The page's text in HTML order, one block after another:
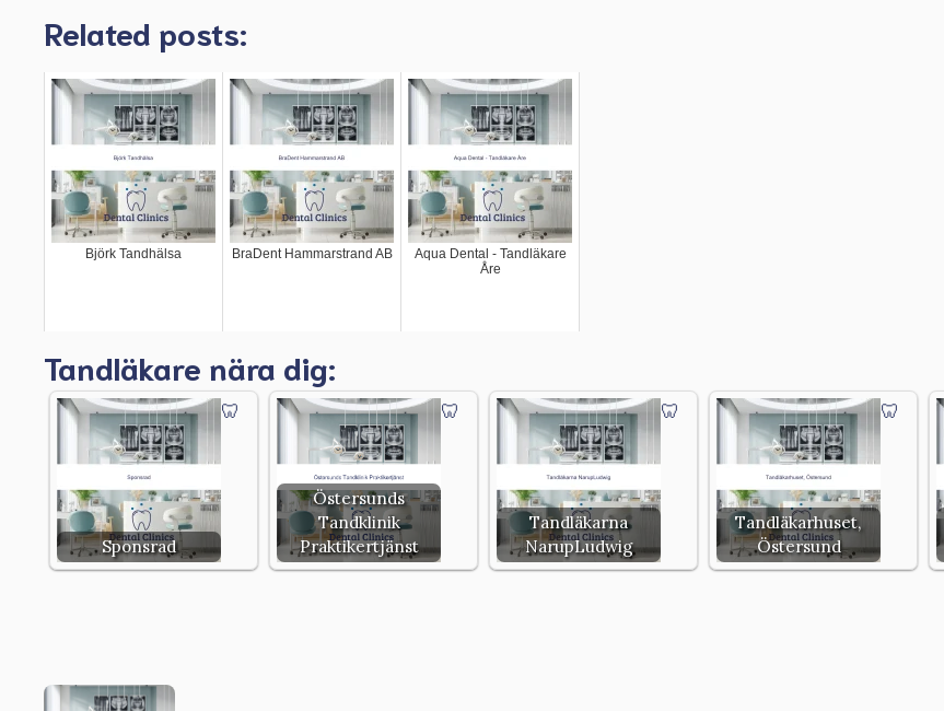
Related posts:
Björk Tandhälsa BraDent Hammarstrand AB
Aqua Dental - Tandläkare
Åre
Tandläkare nära dig:
Sponsrad
Östersunds
Tandklinik
Praktikertjänst
Tandläkarna
NarupLudwig
Tandläkarhuset,
Östersund